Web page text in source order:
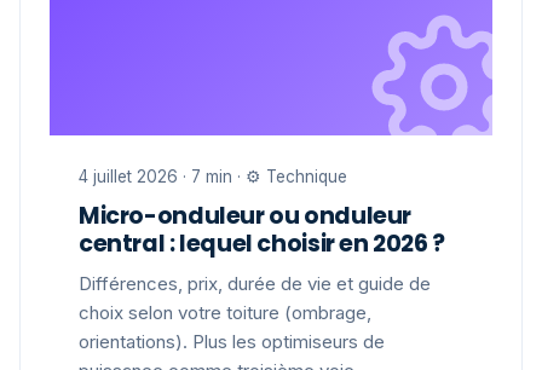
4 juillet 2026 · 7 min · ⚙️ Technique
Micro-onduleur ou onduleur
central : lequel choisir en 2026 ?
Différences, prix, durée de vie et guide de
choix selon votre toiture (ombrage,
orientations). Plus les optimiseurs de